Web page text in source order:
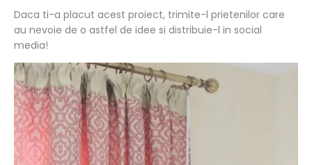
Daca ti-a placut acest proiect, trimite-l prietenilor care
au nevoie de o astfel de idee si distribuie-l in social
media!